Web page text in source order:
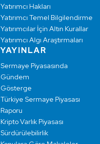
Yatırımcı Hakları
Yatırımcı Temel Bilgilendirme
Yatırımcılar İçin Altın Kurallar
Yatırımcı Algı Araştırmaları
YAYINLAR
Sermaye Piyasasında
Gündem
Gösterge
Türkiye Sermaye Piyasası
Raporu
Kripto Varlık Piyasası
Sürdürülebilirlik